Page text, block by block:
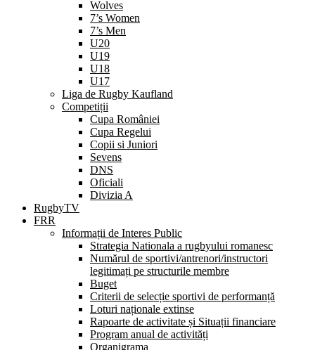
Wolves
7’s Women
7’s Men
U20
U19
U18
U17
Liga de Rugby Kaufland
Competiții
Cupa României
Cupa Regelui
Copii si Juniori
Sevens
DNS
Oficiali
Divizia A
RugbyTV
FRR
Informații de Interes Public
Strategia Nationala a rugbyului romanesc
Numărul de sportivi/antrenori/instructori
legitimați pe structurile membre
Buget
Criterii de selecție sportivi de performanță
Loturi naționale extinse
Rapoarte de activitate și Situații financiare
Program anual de activități
Organigrama